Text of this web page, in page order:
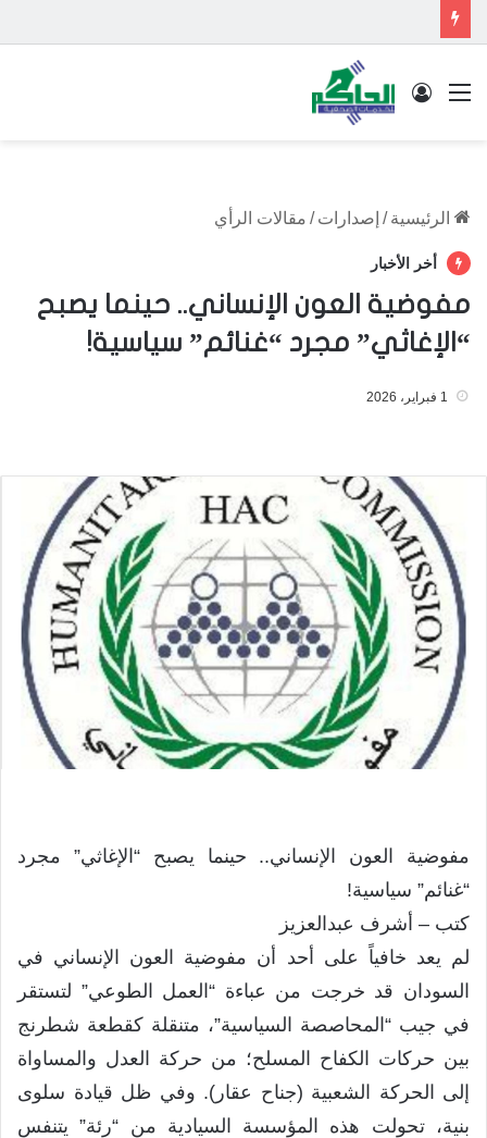
القائمة تسجيل الدخول
الرئيسية / إصدارات / مقالات الرأي
أخر الأخبار
مفوضية العون الإنساني.. حينما يصبح
“الإغاثي” مجرد “غنائم” سياسية!
1 فبراير، 2026
مفوضية العون الإنساني.. حينما يصبح “الإغاثي” مجرد
“غنائم” سياسية!
كتب – أشرف عبدالعزيز
لم يعد خافياً على أحد أن مفوضية العون الإنساني في
السودان قد خرجت من عباءة “العمل الطوعي” لتستقر
في جيب “المحاصصة السياسية”، متنقلة كقطعة شطرنج
بين حركات الكفاح المسلح؛ من حركة العدل والمساواة
إلى الحركة الشعبية (جناح عقار). وفي ظل قيادة سلوى
بنية، تحولت هذه المؤسسة السيادية من “رئة” يتنفس